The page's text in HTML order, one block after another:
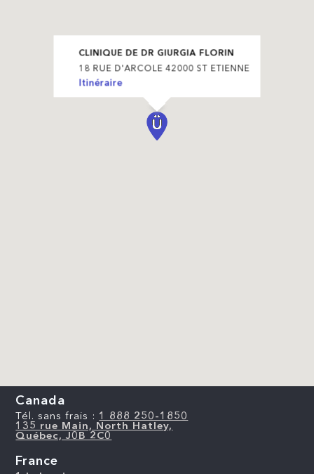
CLINIQUE DE DR GIURGIA FLORIN
18 RUE D'ARCOLE 42000 ST ETIENNE
Itinéraire
Canada
Tél. sans frais : 1 888 250-1850
135 rue Main, North Hatley,
Québec, J0B 2C0
France